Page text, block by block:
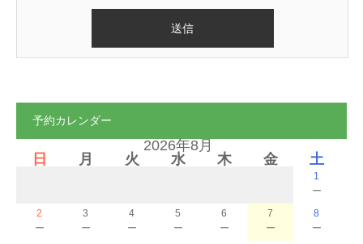
予約カレンダー
2026年8月
日
月 火 水 木 金 土
1
－
2
－
3
－
4
－
5
－
6
－
7
－
8
－